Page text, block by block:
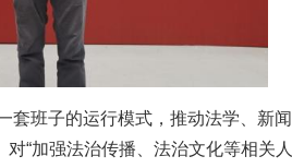
套班子的运行模式，推动法学、新
“加强法治传播、法治文化等相关人